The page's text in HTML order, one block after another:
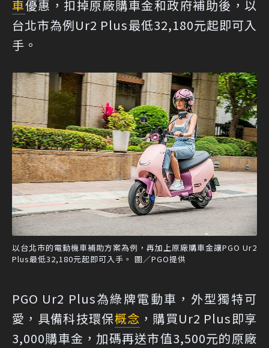
車優惠，扣掉原廠購車金和政府補助後，以
台北市為例Ur2 Plus最低32,180元起即可入
手。
以台北市的電動機車補助方案為例，再加上原廠購車金讓PGO Ur2
Plus最低32,180元起即可入手。 圖／PGO提供
PGO Ur2 Plus為綠牌電動車，外型獨特可
愛，具備科技環保概念 ，購買Ur2 Plus即享
3,000購車金，加碼再送市值3,500元的原廠